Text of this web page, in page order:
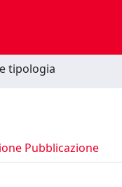
tipologia
Pubblicazione